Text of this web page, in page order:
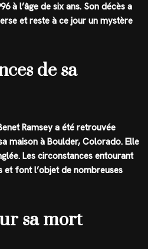
à l’âge de six ans. Son décès a
et reste à ce jour un mystère
de sa
Ramsey a été retrouvée
maison à Boulder, Colorado. Elle
Les circonstances entourant
font l’objet de nombreuses
sa mort